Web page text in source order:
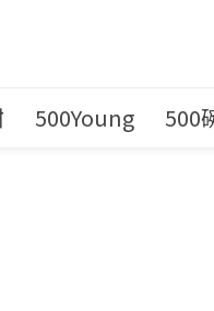
500Young 500